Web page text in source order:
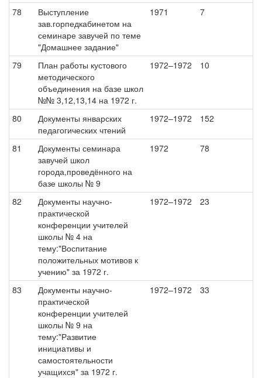
78
Выступление
зав.горпедкабинетом на
семинаре завучей по теме
"Домашнее задание"
1971 7
79
План работы кустового
методического
объединения на базе школ
№№ 3,12,13,14 на 1972 г.
1972–1972 10
80
Документы январских
педагогических чтений
1972–1972 152
81
Документы семинара
завучей школ
города,проведённого на
базе школы № 9
1972 78
82
Документы научно-
практической
конференции учителей
школы № 4 на
тему:"Воспитание
положительных мотивов к
учению" за 1972 г.
1972–1972 23
83
Документы научно-
практической
конференции учителей
школы № 9 на
тему:"Развитие
инициативы и
самостоятельности
учащихся" за 1972 г.
1972–1972 33